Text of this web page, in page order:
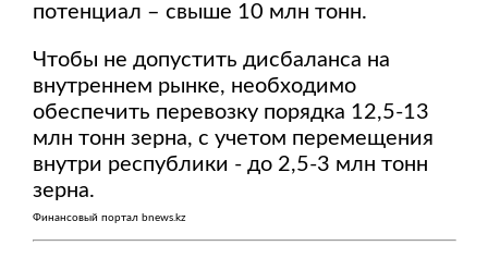
потенциал – свыше 10 млн тонн.
Чтобы не допустить дисбаланса на
внутреннем рынке, необходимо
обеспечить перевозку порядка 12,5-13
млн тонн зерна, с учетом перемещения
внутри республики - до 2,5-3 млн тонн
зерна.
Финансовый портал bnews.kz